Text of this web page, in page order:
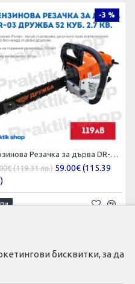
-3 %
Бензинова Резачка за дърва DR-03 ДРУЖБА 52 куб. 2.7 кв.
(119.31 лв.) 59.00€ (115.39
бисквитки, за да